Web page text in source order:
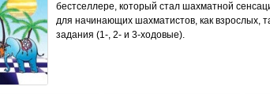
бестселлере, который стал шахматной
для начинающих шахматистов, как взрослых,
задания (1-, 2- и 3-ходовые).